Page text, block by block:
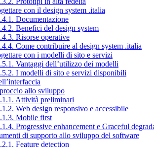
con il design system .italia
Documentazione
Benefici del design system
Risorse operative
Come contribuire al design system .italia
con i modelli di sito e servizi
Vantaggi dell’utilizzo dei modelli
I modelli di sito e servizi disponibili
allo sviluppo
Attività preliminari
Web design responsivo e accessibile
Mobile first
Progressive enhancement e Graceful
di supporto allo sviluppo del software
Feature detection